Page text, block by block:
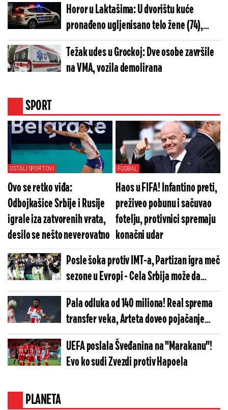
Horor u Laktašima: U dvorištu kuće
pronađeno ugljenisano telo žene (74),
policija utvrđuje uzrok smrti
Težak udes u Grockoj: Dve osobe završile
na VMA, vozila demolirana
SPORT
OSTALI SPORTOVI
Ovo se retko viđa:
Odbojkašice Srbije i Rusije
igrale iza zatvorenih vrata,
desilo se nešto neverovatno
FUDBAL
Haos u FIFA! Infantino preti,
preživeo pobunu i sačuvao
fotelju, protivnici spremaju
konačni udar
Posle šoka protiv IMT-a, Partizan igra meč
sezone u Evropi - Cela Srbija može da
gleda crno-bele
Pala odluka od 140 miliona! Real sprema
transfer veka, Arteta doveo pojačanje
snova, Ovusu napustio "Marakanu"
UEFA poslala Šveđanina na "Marakanu"!
Evo ko sudi Zvezdi protiv Hapoela
PLANETA